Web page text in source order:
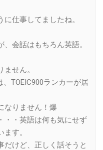
仕事してましたね。
会話はもちろん英語。
せん。
、TOEIC900ランカーが居
なりません！爆
・・英語は何も気にせず
す。
だけど、正しく話そうと